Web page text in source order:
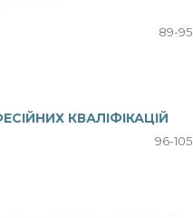
89-95
КВАЛІФІКАЦІЙ
96-105